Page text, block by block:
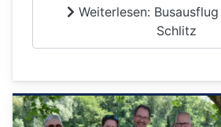
Weiterlesen:
Schlitz